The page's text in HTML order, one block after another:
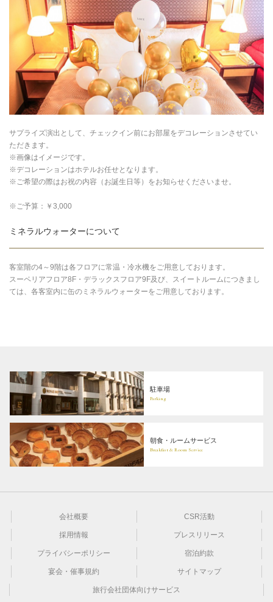
サプライズ演出として、チェックイン前にお部屋をデコレーションさせてい
ただきます。
※画像はイメージです。
※デコレーションはホテルお任せとなります。
※ご希望の際はお祝の内容（お誕生日等）をお知らせくださいませ。
※ご予算：￥3,000
ミネラルウォーターについて
客室階の4～9階は各フロアに常温・冷水機をご用意しております。
スーペリアフロア8F・デラックスフロア9F及び、スイートルームにつきまし
ては、各客室内に缶のミネラルウォーターをご用意しております。
駐車場
Parking
朝食・ルームサービス
Breakfast & Room Service
会社概要 CSR活動
採用情報 プレスリリース
プライバシーポリシー 宿泊約款
宴会・催事規約 サイトマップ
旅行会社団体向けサービス